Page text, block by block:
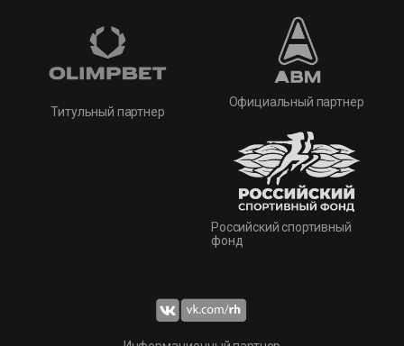
Титульный партнер
Официальный партнер
Российский спортивный
фонд